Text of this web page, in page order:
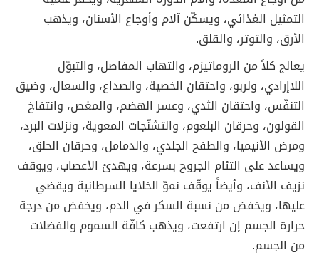
التمثيل الغذائي، ويسكّن آلام وأوجاع الأسنان، ويذهب
الأرق، والتوتر، والقلق.
يعالج كلاً من الروماتيزم، والتهاب المفاصل، والتبوّل
اللاإرادي، ولربو، واحتقان الخصية، والصداع، والسعال، وضيق
التنفّس، واحتقان الثدي، وعسر الهضم، والمغص، وانتفاخ
القولون، وحرقان البلعوم، والتشنّجات المعوية، ونزلات البرد،
ومرض الأنيميا، والطفح الجلدي، والدمامل، وحرقان الحلق،
ويساعد على التئام الجروح بسرعة، ويهدئ الأعصاب، ويوقف
نزيف الأنف، وأيضاً يوقّف نموّ الخلايا السرطانية ويقضي
عليها، ويخفض من نسبة السكر في الدم، ويخفض من درجة
حرارة الجسم إن ارتفعت، ويذهب كافّة السموم والفضلات
من الجسم.